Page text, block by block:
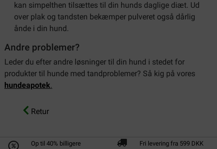
kan simpelthen tilsættes til din hunds daglige diæt. Ud
over plak og tandsten bekæmper pulveret også dårlig
ånde i din hund.
Andre problemer?
Leder du efter andre løsninger til din hund i stedet for
produkter til hunde med tandproblemer? Så kig på vores
hundeapotek.
Retur
Op til 40% billigere Fri levering fra 599 DKK